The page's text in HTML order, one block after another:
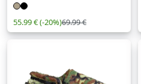
55.99 €(-20%)69.99 €